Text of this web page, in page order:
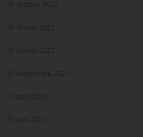
octobre 2022
février 2022
janvier 2022
septembre 2021
août 2021
avril 2021